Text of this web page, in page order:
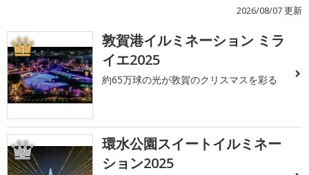
2026/08/07 更新
1
敦賀港イルミネーション ミラ
イエ2025
約65万球の光が敦賀のクリスマスを彩る
2
環水公園スイートイルミネー
ション2025